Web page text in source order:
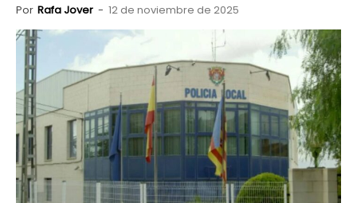
Por Rafa Jover - 12 de noviembre de 2025